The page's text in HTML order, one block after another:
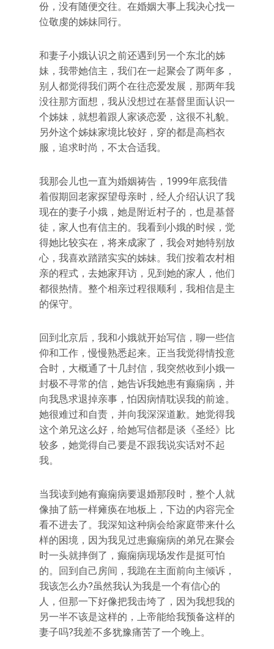
份，没有随便交往。在婚姻大事上我决心找一
位敬虔的姊妹同行。
和妻子小娥认识之前还遇到另一个东北的姊
妹，我带她信主，我们在一起聚会了两年多，
别人都觉得我们两个在往恋爱发展，那两年我
没往那方面想，我从没想过在基督里面认识一
个姊妹，就想着跟人家谈恋爱，这很不礼貌。
另外这个姊妹家境比较好，穿的都是高档衣
服，追求时尚，不太合适我。
我那会儿也一直为婚姻祷告，1999年底我借
着假期回老家探望母亲时，经人介绍认识了我
现在的妻子小娥，她是附近村子的，也是基督
徒，家人也有信主的。我看到小娥的时候，觉
得她比较实在，将来成家了，我会对她特别放
心，我喜欢踏踏实实的姊妹。我们按着农村相
亲的程式，去她家拜访，见到她的家人，他们
都很热情。整个相亲过程很顺利，我相信是主
的保守。
回到北京后，我和小娥就开始写信，聊一些信
仰和工作，慢慢熟悉起来。正当我觉得情投意
合时，大概通了十几封信，我突然收到小娥一
封极不寻常的信，她告诉我她患有癫痫病，并
向我恳求退掉亲事，怕因病情耽误我的前途。
她很难过和自责，并向我深深道歉。她觉得我
这个弟兄这么好，给她写信都是谈《圣经》比
较多，她觉得自己要是不跟我说实话对不起
我。
当我读到她有癫痫病要退婚那段时，整个人就
像抽了筋一样瘫痪在地板上，下边的内容完全
看不进去了。我深知这种病会给家庭带来什么
样的困境，因为我见过患癫痫病的弟兄在聚会
时一头就摔倒了，癫痫病现场发作是挺可怕
的。回到自己房间，我跪在主面前向主倾诉，
我该怎么办?虽然我认为我是一个有信心的
人，但那一下好像把我击垮了，因为我想我的
另一半不该是这样的，上帝能给我预备这样的
妻子吗?我差不多犹豫痛苦了一个晚上。